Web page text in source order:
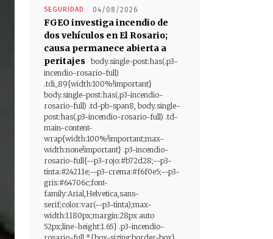
SEGURIDAD 04/08/2026
FGEO investiga incendio de
dos vehículos en El Rosario;
causa permanece abierta a
peritajes body.single-post:has(.p3-
incendio-rosario-full)
.tdi_89{width:100%!important}
body.single-post:has(.p3-incendio-
rosario-full) .td-pb-span8, body.single-
post:has(.p3-incendio-rosario-full) .td-
main-content-
wrap{width:100%!important;max-
width:none!important} .p3-incendio-
rosario-full{--p3-rojo:#b72d28;--p3-
tinta:#24211e;--p3-crema:#f6f0e5;--p3-
gris:#64706c;font-
family:Arial,Helvetica,sans-
serif;color:var(--p3-tinta);max-
width:1180px;margin:28px auto
52px;line-height:1.65} .p3-incendio-